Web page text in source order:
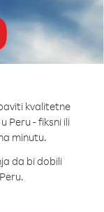
kvalitetne
Peru - fiksni ili
minutu.
da bi dobili